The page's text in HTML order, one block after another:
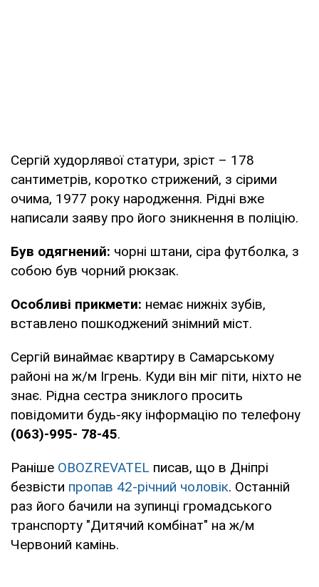
Сергій худорлявої статури, зріст – 178
сантиметрів, коротко стрижений, з сірими
очима, 1977 року народження. Рідні вже
написали заяву про його зникнення в поліцію.
Був одягнений: чорні штани, сіра футболка, з
собою був чорний рюкзак.
Особливі прикмети: немає нижніх зубів,
вставлено пошкоджений знімний міст.
Сергій винаймає квартиру в Самарському
районі на ж/м Ігрень. Куди він міг піти, ніхто не
знає. Рідна сестра зниклого просить
повідомити будь-яку інформацію по телефону
(063)-995- 78-45.
Раніше OBOZREVATEL писав, що в Дніпрі
безвісти пропав 42-річний чоловік. Останній
раз його бачили на зупинці громадського
транспорту "Дитячий комбінат" на ж/м
Червоний камінь.